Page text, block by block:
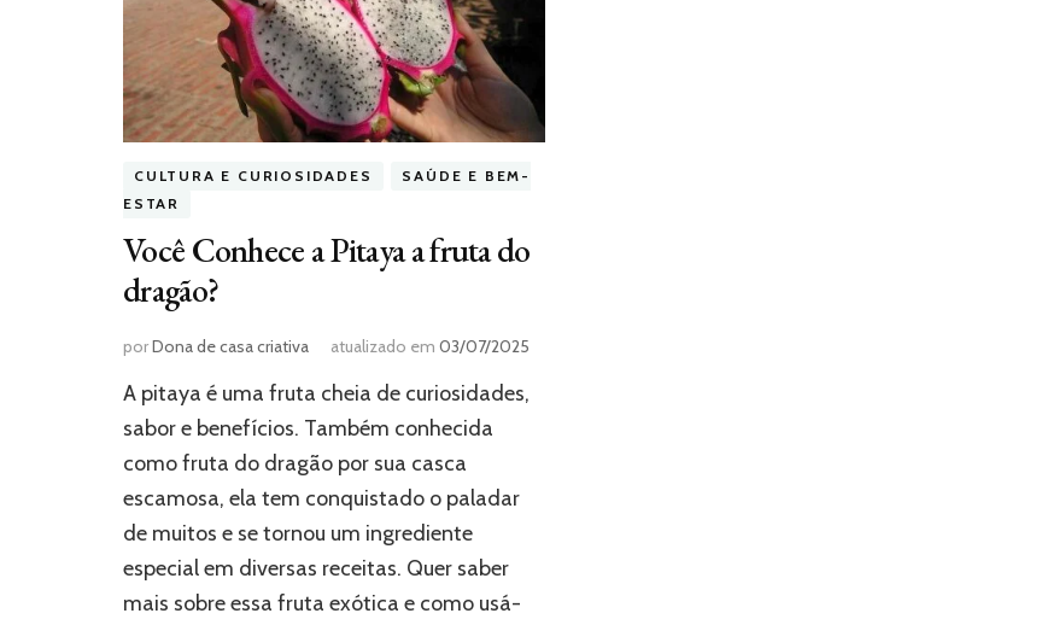
CULTURA E CURIOSIDADES
SAÚDE E BEM-
ESTAR
Você Conhece a Pitaya a fruta do
dragão?
porDona de casa criativa atualizado em 03/07/2025
A pitaya é uma fruta cheia de curiosidades,
sabor e benefícios. Também conhecida
como fruta do dragão por sua casca
escamosa, ela tem conquistado o paladar
de muitos e se tornou um ingrediente
especial em diversas receitas. Quer saber
mais sobre essa fruta exótica e como usá-